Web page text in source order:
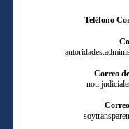
Teléfono
Correo